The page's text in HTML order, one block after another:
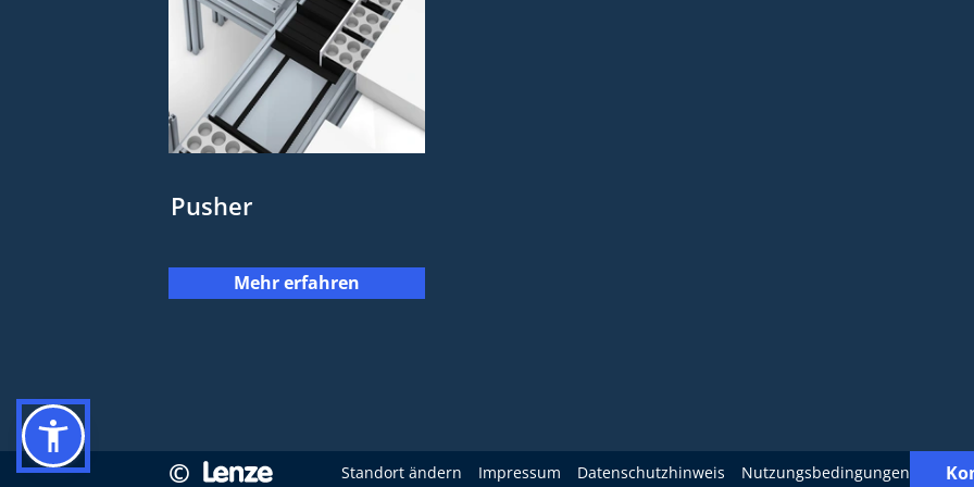
Pusher
Mehr erfahren
© Standort ändern Impressum Datenschutzhinweis Nutzungsbedingungen